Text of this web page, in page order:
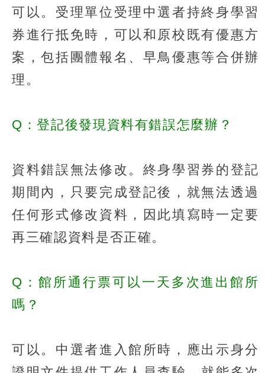
可以。受理單位受理中選者持終身學習
券進行抵免時，可以和原校既有優惠方
案，包括團體報名、早鳥優惠等合併辦
理。
Q：登記後發現資料有錯誤怎麼辦？
資料錯誤無法修改。終身學習券的登記
期間內，只要完成登記後，就無法透過
任何形式修改資料，因此填寫時一定要
再三確認資料是否正確。
Q：館所通行票可以一天多次進出館所
嗎？
可以。中選者進入館所時，應出示身分